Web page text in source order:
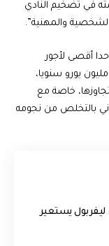
في تضخيم النادي
والمهنية”.
أقصى لأجور
اللاعبين، ويبلغ سقف الرواتب في برشلونة 350 مليون يورو سنويا،
تجاوزها، خاصة مع
بالتخلص من نجومه
ليفربول يستعير